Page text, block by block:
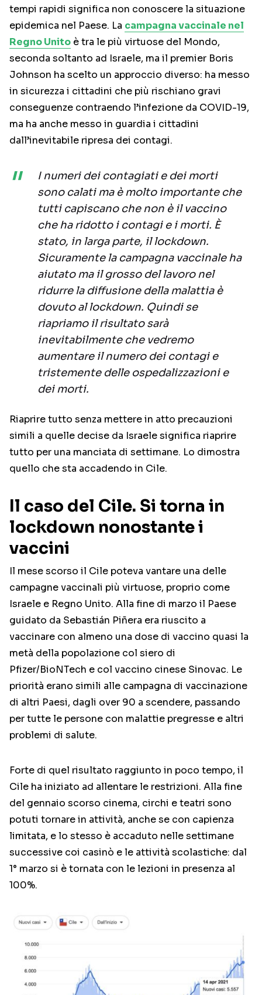
tempi rapidi significa non conoscere la situazione
epidemica nel Paese. La campagna vaccinale nel
Regno Unito è tra le più virtuose del Mondo,
seconda soltanto ad Israele, ma il premier Boris
Johnson ha scelto un approccio diverso: ha messo
in sicurezza i cittadini che più rischiano gravi
conseguenze contraendo l’infezione da COVID-19,
ma ha anche messo in guardia i cittadini
dall’inevitabile ripresa dei contagi.
I numeri dei contagiati e dei morti
sono calati ma è molto importante che
tutti capiscano che non è il vaccino
che ha ridotto i contagi e i morti. È
stato, in larga parte, il lockdown.
Sicuramente la campagna vaccinale ha
aiutato ma il grosso del lavoro nel
ridurre la diffusione della malattia è
dovuto al lockdown. Quindi se
riapriamo il risultato sarà
inevitabilmente che vedremo
aumentare il numero dei contagi e
tristemente delle ospedalizzazioni e
dei morti.
Riaprire tutto senza mettere in atto precauzioni
simili a quelle decise da Israele significa riaprire
tutto per una manciata di settimane. Lo dimostra
quello che sta accadendo in Cile.
Il caso del Cile. Si torna in
lockdown nonostante i
vaccini
Il mese scorso il Cile poteva vantare una delle
campagne vaccinali più virtuose, proprio come
Israele e Regno Unito. Alla fine di marzo il Paese
guidato da Sebastián Piñera era riuscito a
vaccinare con almeno una dose di vaccino quasi la
metà della popolazione col siero di
Pfizer/BioNTech e col vaccino cinese Sinovac. Le
priorità erano simili alle campagna di vaccinazione
di altri Paesi, dagli over 90 a scendere, passando
per tutte le persone con malattie pregresse e altri
problemi di salute.
Forte di quel risultato raggiunto in poco tempo, il
Cile ha iniziato ad allentare le restrizioni. Alla fine
del gennaio scorso cinema, circhi e teatri sono
potuti tornare in attività, anche se con capienza
limitata, e lo stesso è accaduto nelle settimane
successive coi casinò e le attività scolastiche: dal
1° marzo si è tornata con le lezioni in presenza al
100%.